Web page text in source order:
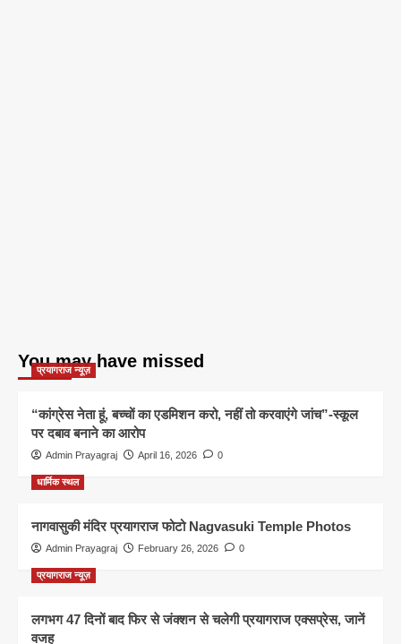
You may have missed
प्रयागराज न्यूज़
“कांग्रेस नेता हूं, बच्चों का एडमिशन करो, नहीं तो करवाएंगे जांच”-स्कूल
पर दबाव बनाने का आरोप
Admin Prayagraj April 16, 2026 0
धार्मिक स्थल
नागवासुकी मंदिर प्रयागराज फोटो Nagvasuki Temple Photos
Admin Prayagraj February 26, 2026 0
प्रयागराज न्यूज़
लगभग 47 दिनों बाद फिर से जंक्शन से चलेगी प्रयागराज एक्सप्रेस, जानें
वजह